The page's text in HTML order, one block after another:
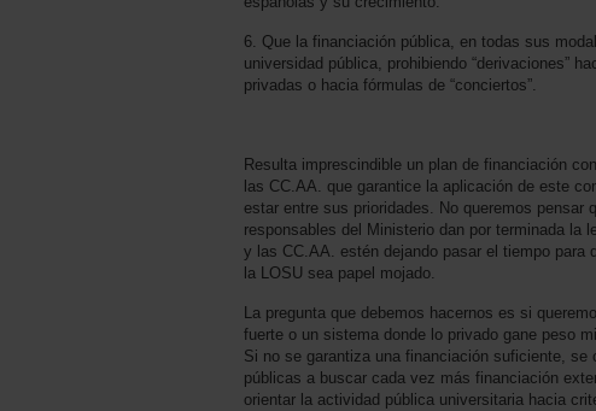
6. Que la financiación pública, en todas sus
universidad pública, prohibiendo “derivaciones”
privadas o hacia fórmulas de “conciertos”.
Resulta imprescindible un plan de financiación
las CC.AA. que garantice la aplicación de este
estar entre sus prioridades. No queremos pensar
responsables del Ministerio dan por terminada la
y las CC.AA. estén dejando pasar el tiempo para
la LOSU sea papel mojado.
La pregunta que debemos hacernos es si
fuerte o un sistema donde lo privado gane peso
Si no se garantiza una financiación suficiente, se
públicas a buscar cada vez más financiación
orientar la actividad pública universitaria hacia